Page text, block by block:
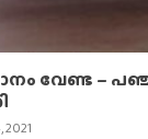
വേണ്ട –